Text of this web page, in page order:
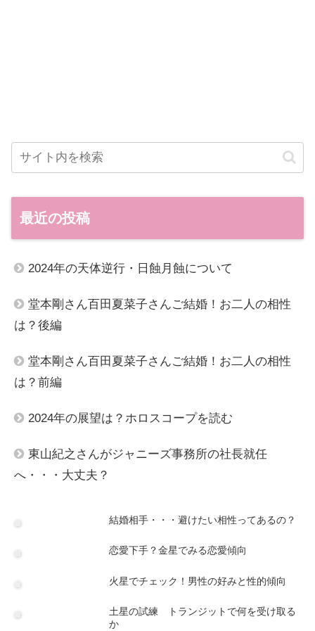
最近の投稿
2024年の天体逆行・日蝕月蝕について
堂本剛さん百田夏菜子さんご結婚！お二人の相性
は？後編
堂本剛さん百田夏菜子さんご結婚！お二人の相性
は？前編
2024年の展望は？ホロスコープを読む
東山紀之さんがジャニーズ事務所の社長就任
へ・・・大丈夫？
結婚相手・・・避けたい相性ってあるの？
恋愛下手？金星でみる恋愛傾向
火星でチェック！男性の好みと性的傾向
土星の試練 トランジットで何を受け取る
か